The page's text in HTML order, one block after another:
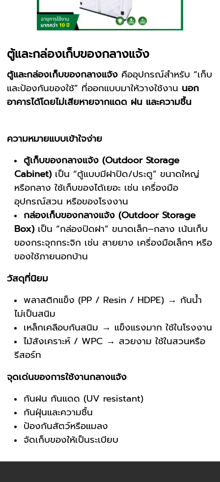
ตู้และกล่องเก็บของกลางแจ้ง
ตู้และกล่องเก็บของกลางแจ้ง คืออุปกรณ์สำหรับ “เก็บ
และป้องกันของใช้” ที่ออกแบบมาให้วางใช้งาน นอก
อาคารได้โดยไม่เสียหายจากแดด ฝน และความชื้น
ความหมายแบบเข้าใจง่าย
ตู้เก็บของกลางแจ้ง (Outdoor Storage
Cabinet) เป็น “ตู้แบบมีฝาปิด/ประตู” ขนาดใหญ่
หรือกลาง ใช้เก็บของได้เยอะ เช่น เครื่องมือ
อุปกรณ์สวน หรือของโรงงาน
กล่องเก็บของกลางแจ้ง (Outdoor Storage
Box) เป็น “กล่องปิดฝา” ขนาดเล็ก–กลาง เน้นเก็บ
ของกระจุกกระจิก เช่น สายยาง เครื่องมือเล็กๆ หรือ
ของใช้ภายนอกบ้าน
วัสดุที่นิยม
พลาสติกแข็ง (PP / Resin / HDPE) → กันน้ำ
ไม่เป็นสนิม
เหล็กเคลือบกันสนิม → แข็งแรงมาก ใช้ในโรงงาน
ไม้สังเคราะห์ / WPC → สวยงาม ใช้ในสวนหรือ
รีสอร์ท
จุดเด่นของการใช้งานกลางแจ้ง
กันฝน กันแดด (UV resistant)
กันฝุ่นและความชื้น
ป้องกันสัตว์หรือแมลง
จัดเก็บของให้เป็นระเบียบ